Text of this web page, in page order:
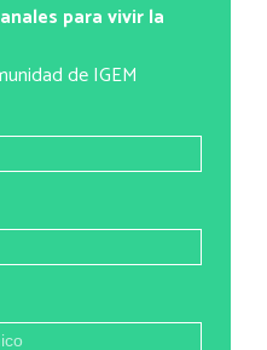
para vivir la
de IGEM